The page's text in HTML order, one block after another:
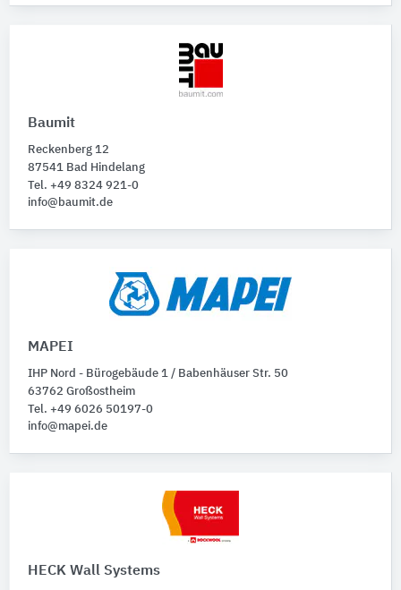
Baumit
Reckenberg 12
87541 Bad Hindelang
Tel. +49 8324 921-0
info@baumit.de
MAPEI
IHP Nord - Bürogebäude 1 / Babenhäuser Str. 50
63762 Großostheim
Tel. +49 6026 50197-0
info@mapei.de
HECK Wall Systems